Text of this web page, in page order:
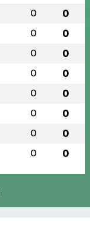
0 0
0 0
0 0
0 0
0 0
0 0
0 0
0 0